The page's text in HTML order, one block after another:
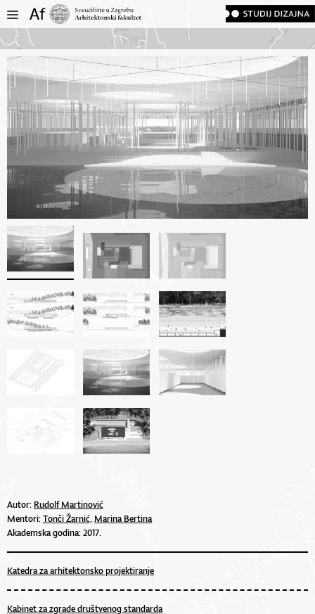
Autor: Rudolf Martinović
Mentori:Tonči Žarnić,Marina Bertina
Akademska godina: 2017.
Katedra za arhitektonsko projektiranje
Kabinet za zgrade društvenog standarda